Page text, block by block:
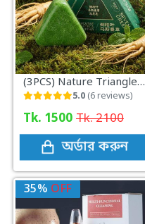
(3PCS) Nature Triangle Shampoo Bar
5.0 (6 reviews)
Tk. 1500 Tk. 2100
অর্ডার করুন
35% OFF